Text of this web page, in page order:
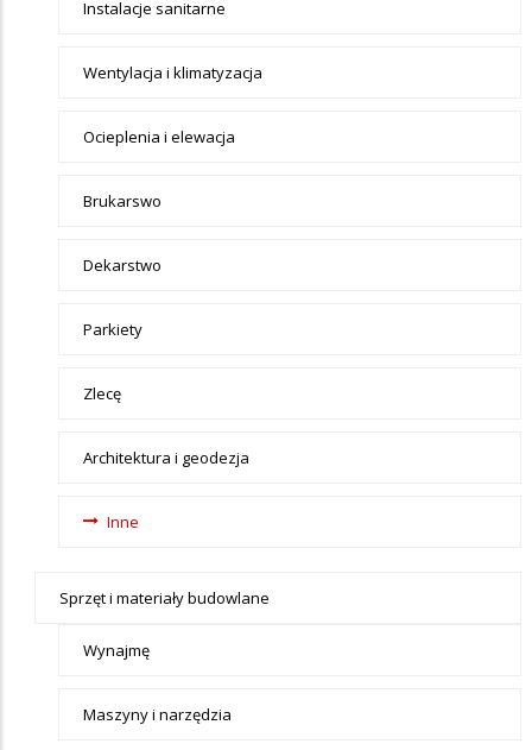
Instalacje sanitarne
Wentylacja i klimatyzacja
Ocieplenia i elewacja
Brukarswo
Dekarstwo
Parkiety
Zlecę
Architektura i geodezja
Inne
Sprzęt i materiały budowlane
Wynajmę
Maszyny i narzędzia